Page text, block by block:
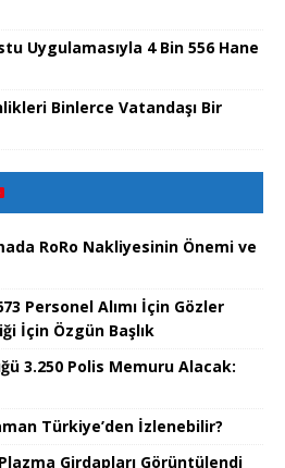
Uygulamasıyla 4 Bin 556 Hane
Binlerce Vatandaşı Bir
RoRo Nakliyesinin Önemi ve
Personel Alımı İçin Gözler
İçin Özgün Başlık
3.250 Polis Memuru Alacak:
Türkiye’den İzlenebilir?
Girdapları Görüntülendi